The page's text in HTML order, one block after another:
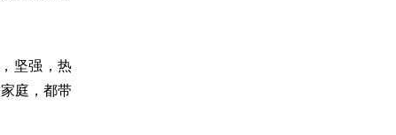
坚强，热
庭，都带